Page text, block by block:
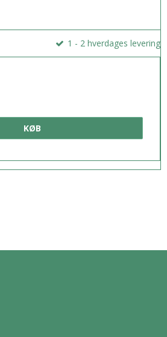
1 - 2 hverdages levering
KØB